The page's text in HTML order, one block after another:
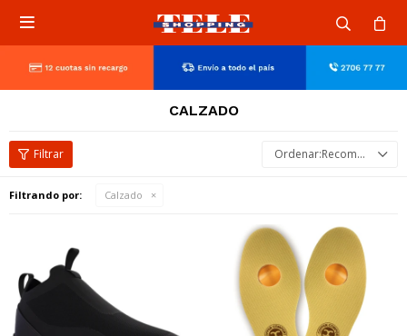

CALZADO
Recomendados
Filtrando por: Calzado